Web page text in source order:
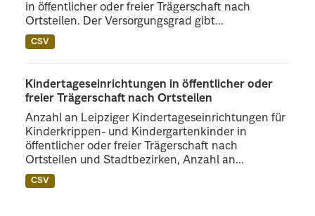
in öffentlicher oder freier Trägerschaft nach
Ortsteilen. Der Versorgungsgrad gibt...
CSV
Kindertageseinrichtungen in öffentlicher oder
freier Trägerschaft nach Ortsteilen
Anzahl an Leipziger Kindertageseinrichtungen für
Kinderkrippen- und Kindergartenkinder in
öffentlicher oder freier Trägerschaft nach
Ortsteilen und Stadtbezirken, Anzahl an...
CSV